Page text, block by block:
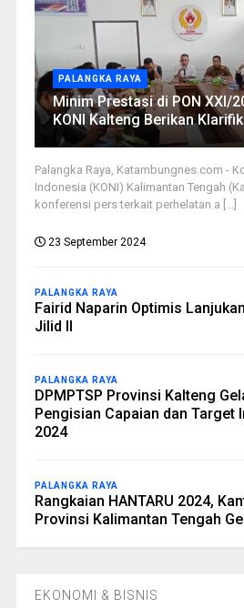
PALANGKA RAYA
Minim Prestasi di PON XXI/
KONI Kalteng Berikan
Palangka Raya, Katambungnes.com -
Indonesia (KONI) Kalimantan Tengah
konferensi pers terkait perhelatan a [...]
23 September 2024
PALANGKA RAYA
Fairid Naparin Optimis
Jilid II
PALANGKA RAYA
DPMPTSP Provinsi Kalteng
Pengisian Capaian dan Target
2024
PALANGKA RAYA
Rangkaian HANTARU 2024,
Provinsi Kalimantan Tengah
EKONOMI & BISNIS